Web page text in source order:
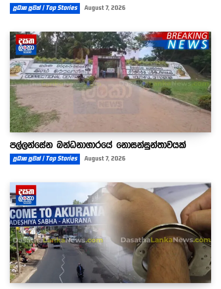
ප්‍රධාන පුවත් | Top Stories August 7, 2026
පල්ලන්සේන බන්ධනාගාරයේ නොසන්සුන්තාවයක්
ප්‍රධාන පුවත් | Top Stories August 7, 2026